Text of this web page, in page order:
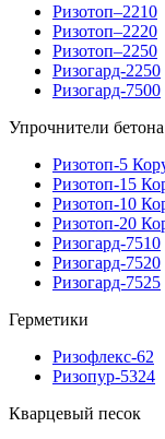
Ризотоп–2210
Ризотоп–2220
Ризотоп–2250
Ризогард-2250
Ризогард-7500
Упрочнители бетона
Ризотоп-5
Ризотоп-15
Ризотоп-10
Ризотоп-20
Ризогард-7510
Ризогард-7520
Ризогард-7525
Герметики
Ризофлекс-62
Ризопур-5324
Кварцевый песок